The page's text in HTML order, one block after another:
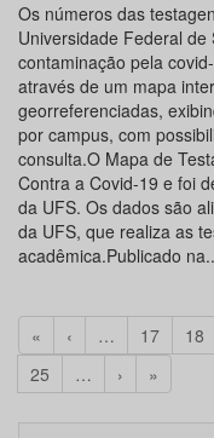
Os números das
Universidade Federal
contaminação pela
através de um mapa
georreferenciadas,
por campus, com
consulta.O Mapa de
Contra a Covid-19 e foi
da UFS. Os dados são
da UFS, que realiza as
acadêmica.Publicado
« ‹ … 17 18
25
… › »